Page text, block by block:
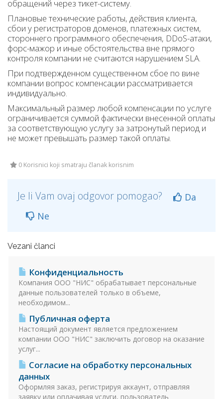
обращений через тикет-систему.
Плановые технические работы, действия клиента,
сбои у регистраторов доменов, платежных систем,
стороннего программного обеспечения, DDoS-атаки,
форс-мажор и иные обстоятельства вне прямого
контроля компании не считаются нарушением SLA.
При подтвержденном существенном сбое по вине
компании вопрос компенсации рассматривается
индивидуально.
Максимальный размер любой компенсации по услуге
ограничивается суммой фактически внесенной оплаты
за соответствующую услугу за затронутый период и
не может превышать размер такой оплаты.
0 Korisnici koji smatraju članak korisnim
Je li Vam ovaj odgovor pomogao?
Da
Ne
Vezani članci
Конфиденциальность
Компания ООО "НИС" обрабатывает персональные
данные пользователей только в объеме,
необходимом...
Публичная оферта
Настоящий документ является предложением
компании ООО "НИС" заключить договор на оказание
услуг...
Согласие на обработку персональных
данных
Оформляя заказ, регистрируя аккаунт, отправляя
заявку или оплачивая услуги, пользователь